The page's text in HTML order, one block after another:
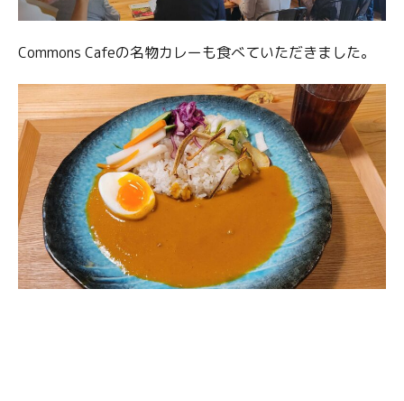
Commons Cafeの名物カレーも食べていただきました。